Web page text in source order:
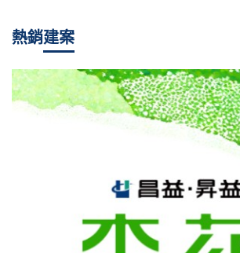
熱銷建案